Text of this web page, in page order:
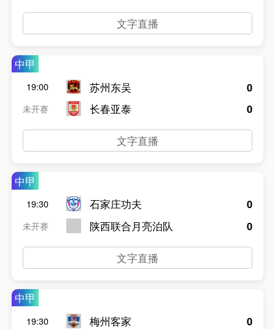
文字直播
中甲
19:00
未开赛
苏州东吴
长春亚泰
0
0
文字直播
中甲
19:30
未开赛
石家庄功夫
陕西联合月亮泊队
0
0
文字直播
中甲
19:30
梅州客家
0